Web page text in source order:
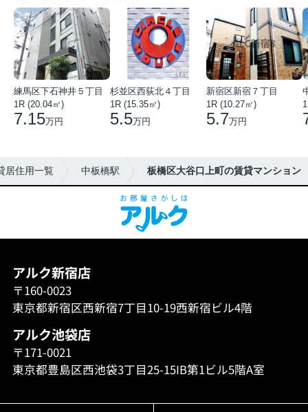
練馬区下石神井５丁目
1R (20.04㎡)
7.15万円
杉並区西荻北４丁目
1R (15.35㎡)
5.5万円
新宿区新宿７丁目
1R (10.27㎡)
5.7万円
居住用一覧 中板橋駅 板橋区大谷口上町の賃貸マンション
アルク新宿店
〒160-0023
東京都新宿区西新宿7丁目10-19西新宿ビル4階
アルク池袋店
〒171-0021
東京都豊島区西池袋3丁目25-15IB第1ビル5階A室